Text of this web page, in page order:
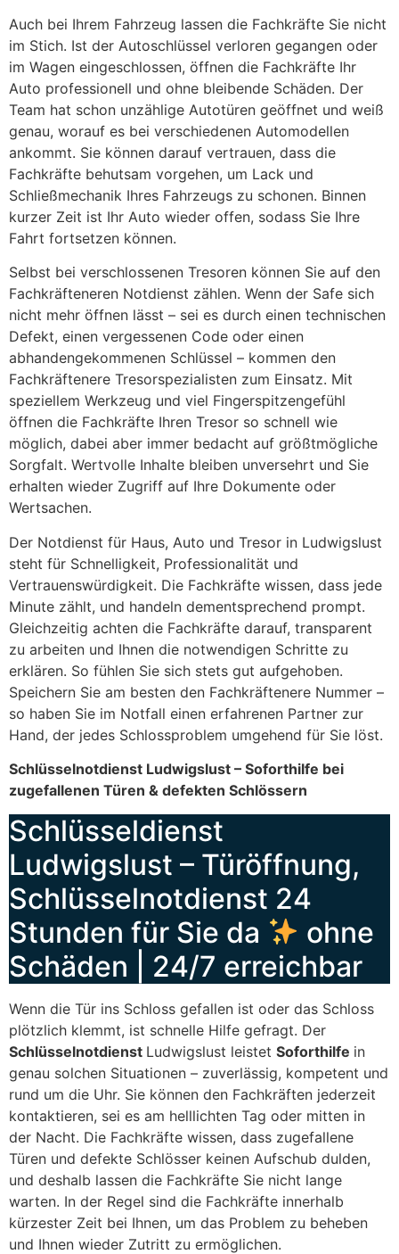
Auch bei Ihrem Fahrzeug lassen die Fachkräfte Sie nicht
im Stich. Ist der Autoschlüssel verloren gegangen oder
im Wagen eingeschlossen, öffnen die Fachkräfte Ihr
Auto professionell und ohne bleibende Schäden. Der
Team hat schon unzählige Autotüren geöffnet und weiß
genau, worauf es bei verschiedenen Automodellen
ankommt. Sie können darauf vertrauen, dass die
Fachkräfte behutsam vorgehen, um Lack und
Schließmechanik Ihres Fahrzeugs zu schonen. Binnen
kurzer Zeit ist Ihr Auto wieder offen, sodass Sie Ihre
Fahrt fortsetzen können.
Selbst bei verschlossenen Tresoren können Sie auf den
Fachkräfteneren Notdienst zählen. Wenn der Safe sich
nicht mehr öffnen lässt – sei es durch einen technischen
Defekt, einen vergessenen Code oder einen
abhandengekommenen Schlüssel – kommen den
Fachkräftenere Tresorspezialisten zum Einsatz. Mit
speziellem Werkzeug und viel Fingerspitzengefühl
öffnen die Fachkräfte Ihren Tresor so schnell wie
möglich, dabei aber immer bedacht auf größtmögliche
Sorgfalt. Wertvolle Inhalte bleiben unversehrt und Sie
erhalten wieder Zugriff auf Ihre Dokumente oder
Wertsachen.
Der Notdienst für Haus, Auto und Tresor in Ludwigslust
steht für Schnelligkeit, Professionalität und
Vertrauenswürdigkeit. Die Fachkräfte wissen, dass jede
Minute zählt, und handeln dementsprechend prompt.
Gleichzeitig achten die Fachkräfte darauf, transparent
zu arbeiten und Ihnen die notwendigen Schritte zu
erklären. So fühlen Sie sich stets gut aufgehoben.
Speichern Sie am besten den Fachkräftenere Nummer –
so haben Sie im Notfall einen erfahrenen Partner zur
Hand, der jedes Schlossproblem umgehend für Sie löst.
Schlüsselnotdienst Ludwigslust – Soforthilfe bei
zugefallenen Türen & defekten Schlössern
Schlüsseldienst
Ludwigslust – Türöffnung,
Schlüsselnotdienst 24
Stunden für Sie da
ohne
Schäden | 24/7 erreichbar
Wenn die Tür ins Schloss gefallen ist oder das Schloss
plötzlich klemmt, ist schnelle Hilfe gefragt. Der
Schlüsselnotdienst Ludwigslust leistet Soforthilfe in
genau solchen Situationen – zuverlässig, kompetent und
rund um die Uhr. Sie können den Fachkräften jederzeit
kontaktieren, sei es am helllichten Tag oder mitten in
der Nacht. Die Fachkräfte wissen, dass zugefallene
Türen und defekte Schlösser keinen Aufschub dulden,
und deshalb lassen die Fachkräfte Sie nicht lange
warten. In der Regel sind die Fachkräfte innerhalb
kürzester Zeit bei Ihnen, um das Problem zu beheben
und Ihnen wieder Zutritt zu ermöglichen.